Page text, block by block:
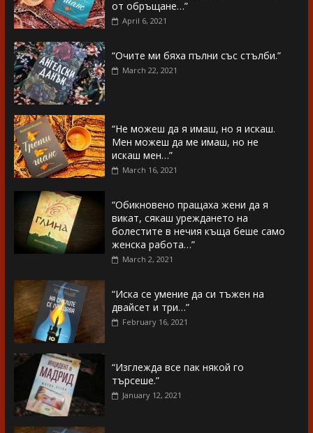
от обръщане…”
April 6, 2021
“Очите ми бяха пълни със стълби.”
March 22, 2021
“Не можеш да я имаш, но я искаш.
Мен можеш да ме имаш, но не
искаш мен…”
March 16, 2021
“Обикновено пращаха жени да я
викат, сякаш уреждането на
болестите в нечия къща беше само
женска работа…”
March 2, 2021
“Иска се умение да си тъжен на
двайсет и три…”
February 16, 2021
“Изглежда все пак някой го
търсеше.”
January 12, 2021